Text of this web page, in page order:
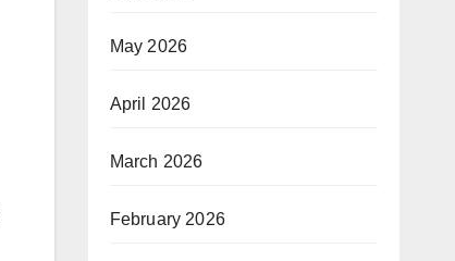
May 2026
April 2026
March 2026
February 2026